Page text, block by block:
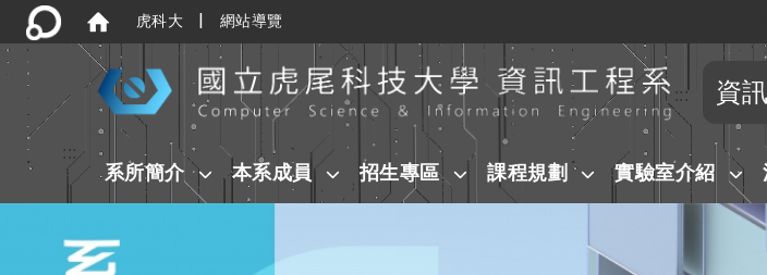
虎科大 | 網站導覽
跳到主要
::: 資
:::
系所簡介 本系成員 招生專區 課程規劃 實驗室介紹